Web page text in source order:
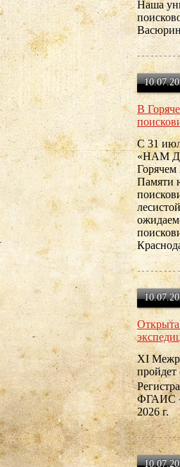
Наша
В
С 31
«НАМ
Памяти
XI
пройдет
ФГАИС
2026 г.